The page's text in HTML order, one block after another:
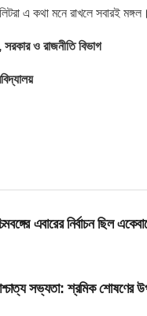
এ কথা মনে রাখলে সবারই মঙ্গল।
ও রাজনীতি বিভাগ
এবারের নির্বাচন ছিল
সভ্যতা: শ্রমিক শোষণের